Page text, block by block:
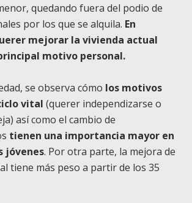
quedando fuera del podio de
por los que se alquila. En
mejorar la vivienda actual
motivo personal.
se observa cómo los motivos
vital (querer independizarse o
así como el cambio de
tienen una importancia mayor en
jóvenes. Por otra parte, la mejora de
tiene más peso a partir de los 35